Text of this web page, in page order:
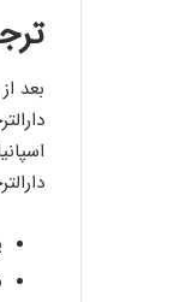
بعد